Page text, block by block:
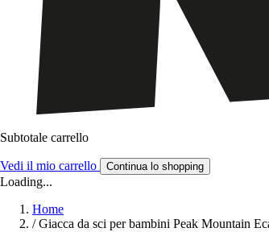
Subtotale carrello
Vedi il mio carrello Continua lo shopping
Loading...
Home
/ Giacca da sci per bambini Peak Mountain